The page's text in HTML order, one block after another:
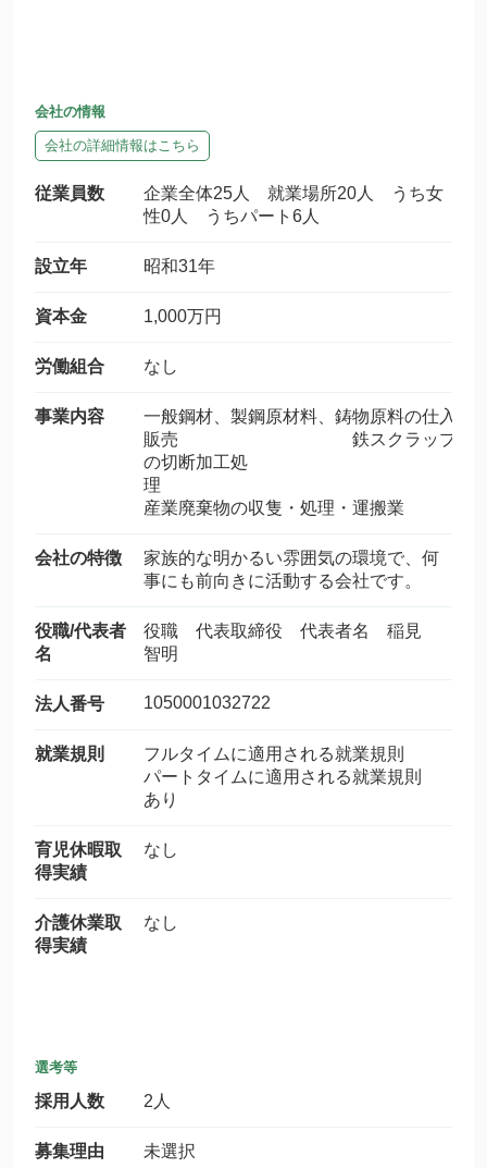
会社の情報
会社の詳細情報はこちら
従業員数
企業全体25人 就業場所20人 うち女
性0人 うちパート6人
設立年 昭和31年
資本金 1,000万円
労働組合 なし
事業内容
一般鋼材、製鋼原材料、鋳物原料の仕入
販売 鉄スクラップ
の切断加工処
理
産業廃棄物の収隻・処理・運搬業
会社の特徴
家族的な明かるい雰囲気の環境で、何
事にも前向きに活動する会社です。
役職/代表者
名
役職 代表取締役 代表者名 稲見
智明
法人番号 1050001032722
就業規則
フルタイムに適用される就業規則
パートタイムに適用される就業規則
あり
育児休暇取
得実績
なし
介護休業取
得実績
なし
選考等
採用人数 2人
募集理由 未選択